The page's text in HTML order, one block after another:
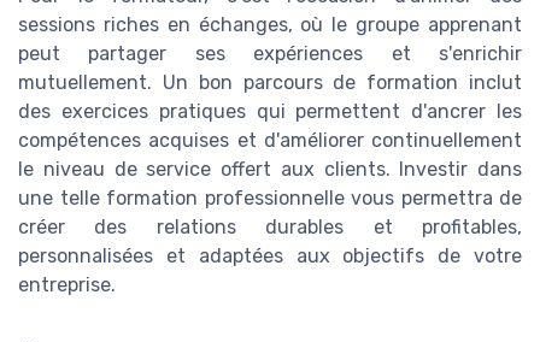
sessions riches en échanges, où le groupe apprenant
peut partager ses expériences et s'enrichir
mutuellement. Un bon parcours de formation inclut
des exercices pratiques qui permettent d'ancrer les
compétences acquises et d'améliorer continuellement
le niveau de service offert aux clients. Investir dans
une telle formation professionnelle vous permettra de
créer des relations durables et profitables,
personnalisées et adaptées aux objectifs de votre
entreprise.